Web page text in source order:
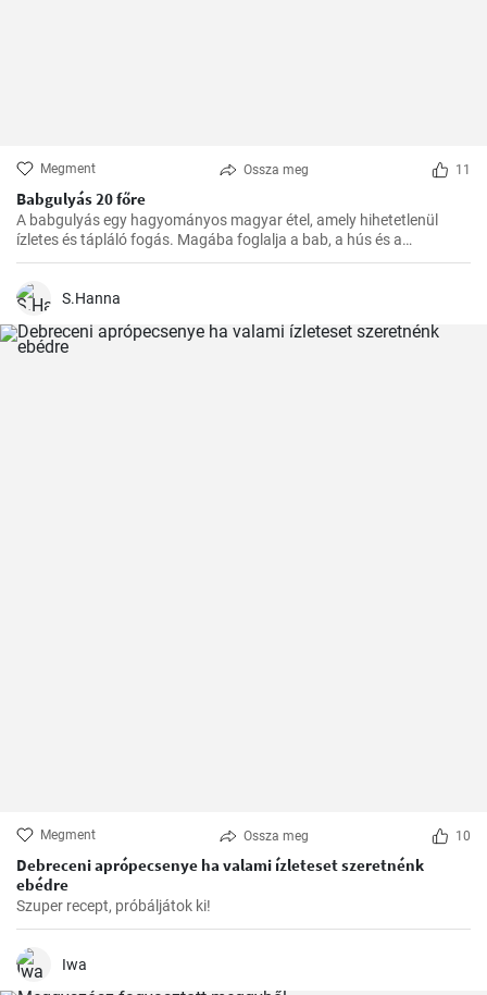
Megment Ossza meg 11
Babgulyás 20 főre
A babgulyás egy hagyományos magyar étel, amely hihetetlenül
ízletes és tápláló fogás. Magába foglalja a bab, a hús és a
zöldségek ízletes kombinációját. Egy tökéletes étel a hideg téli
egyszerűen főzni is lehet. Ennek a receptnek segítségével 20 főre
S.Hanna
Megment Ossza meg 10
Debreceni aprópecsenye ha valami ízleteset szeretnénk
ebédre
Szuper recept, próbáljátok ki!
Iwa